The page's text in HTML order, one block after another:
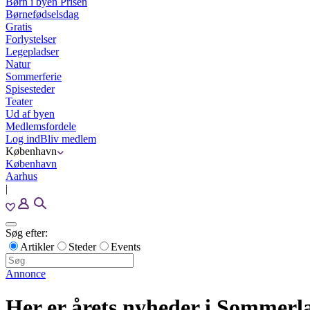
Børnefødselsdag
Gratis
Forlystelser
Legepladser
Natur
Sommerferie
Spisesteder
Teater
Ud af byen
Medlemsfordele
Log indBliv medlem
København
København
Aarhus
|
Søg efter:
Artikler
Steder Events
Annonce